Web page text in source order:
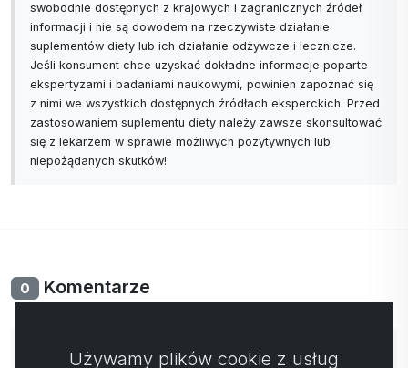
swobodnie dostępnych z krajowych i zagranicznych źródeł
informacji i nie są dowodem na rzeczywiste działanie
suplementów diety lub ich działanie odżywcze i lecznicze.
Jeśli konsument chce uzyskać dokładne informacje poparte
ekspertyzami i badaniami naukowymi, powinien zapoznać się
z nimi we wszystkich dostępnych źródłach eksperckich. Przed
zastosowaniem suplementu diety należy zawsze skonsultować
się z lekarzem w sprawie możliwych pozytywnych lub
niepożądanych skutków!
0 Komentarze
Nie ma jeszcze komentarzy. Bądź pierwszy ze swoim
Używamy plików cookie z usług